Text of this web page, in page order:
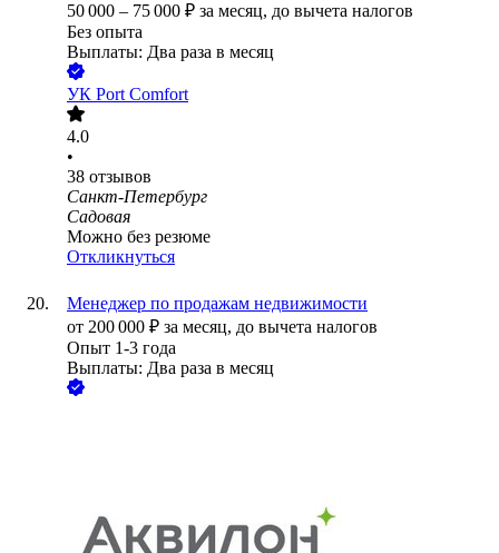
50 000 – 75 000 ₽ за месяц, до вычета налогов
Без опыта
Выплаты: Два раза в месяц
УК Port Comfort
4.0
•
38 отзывов
Санкт-Петербург
Садовая
Можно без резюме
Откликнуться
Менеджер по продажам недвижимости
от 200 000 ₽ за месяц, до вычета налогов
Опыт 1-3 года
Выплаты: Два раза в месяц